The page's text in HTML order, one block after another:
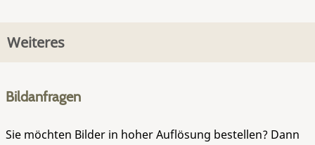
Weiteres
Bildanfragen
Sie möchten Bilder in hoher Auflösung bestellen? Dann